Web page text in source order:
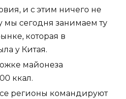
и с этим ничего не
мы сегодня занимаем ту
которая в
у Китая.
майонеза
ккал.
регионы командируют